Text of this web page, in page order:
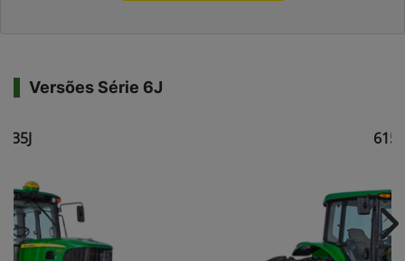
Versões Série 6J